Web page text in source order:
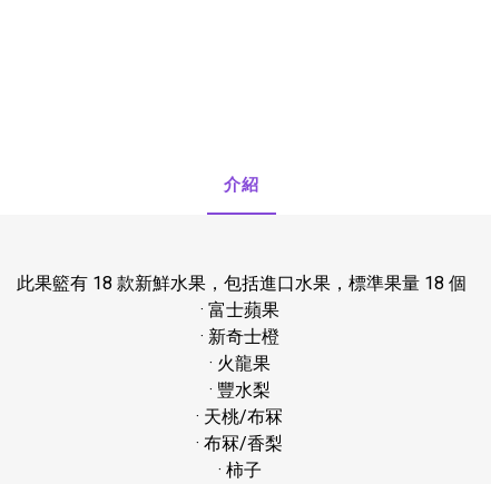
介紹
此果籃有 18 款新鮮水果，包括進口水果，標準果量 18 個
· 富士蘋果
· 新奇士橙
· 火龍果
· 豐水梨
· 天桃/布冧
· 布冧/香梨
· 柿子